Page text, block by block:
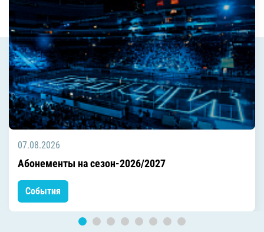
07.08.2026
Абонементы на сезон-2026/2027
События